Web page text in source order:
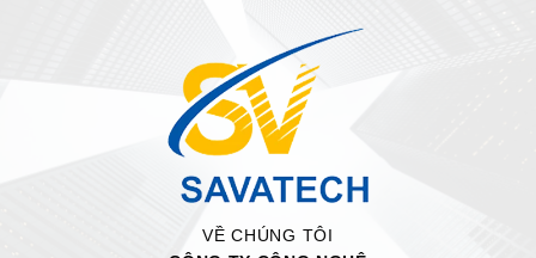
VỀ CHÚNG TÔI